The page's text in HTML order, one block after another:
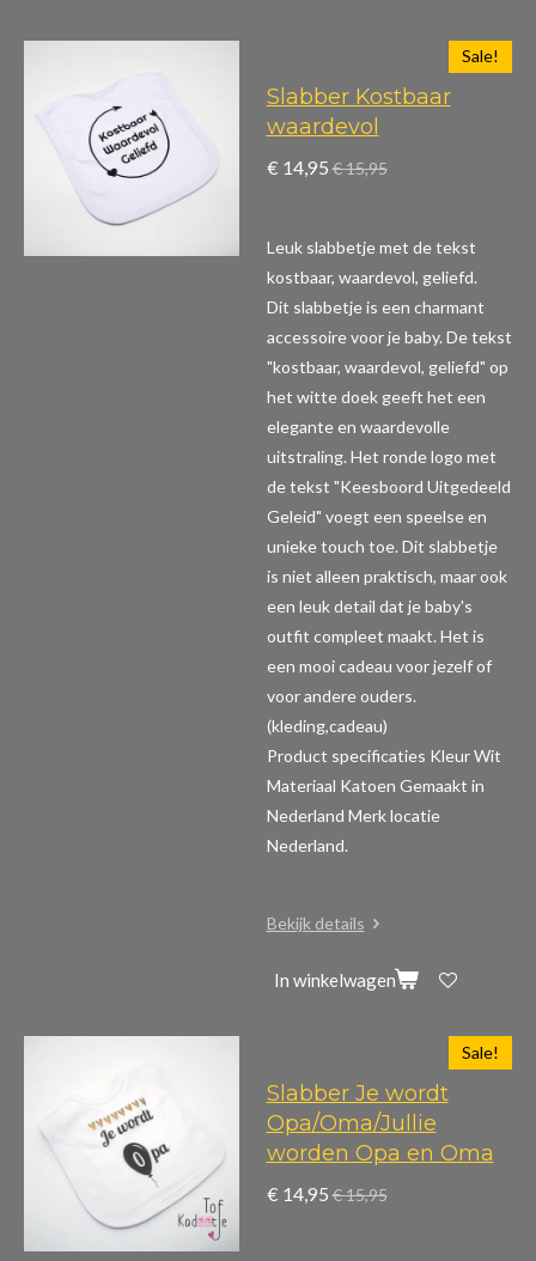
Sale!
Slabber Kostbaar
waardevol
€ 14,95 € 15,95
Leuk slabbetje met de tekst
kostbaar, waardevol, geliefd.
Dit slabbetje is een charmant
accessoire voor je baby. De tekst
"kostbaar, waardevol, geliefd" op
het witte doek geeft het een
elegante en waardevolle
uitstraling. Het ronde logo met
de tekst "Keesboord Uitgedeeld
Geleid" voegt een speelse en
unieke touch toe. Dit slabbetje
is niet alleen praktisch, maar ook
een leuk detail dat je baby's
outfit compleet maakt. Het is
een mooi cadeau voor jezelf of
voor andere ouders.
(kleding,cadeau)
Product specificaties Kleur Wit
Materiaal Katoen Gemaakt in
Nederland Merk locatie
Nederland.
Bekijk details
In winkelwagen
Sale!
Slabber Je wordt
Opa/Oma/Jullie
worden Opa en Oma
€ 14,95 € 15,95